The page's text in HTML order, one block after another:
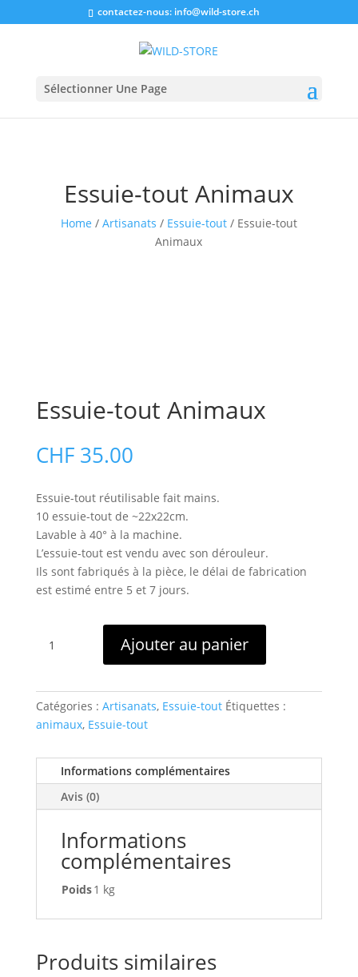
contactez-nous: info@wild-store.ch
Sélectionner Une Page
Essuie-tout Animaux
Home / Artisanats / Essuie-tout/ Essuie-tout
Animaux
Essuie-tout Animaux
CHF35.00
Essuie-tout réutilisable fait mains.
10 essuie-tout de ~22x22cm.
Lavable à 40° à la machine.
L’essuie-tout est vendu avec son dérouleur.
Ils sont fabriqués à la pièce, le délai de fabrication
est estimé entre 5 et 7 jours.
Animaux
Ajouter au panier
Catégories : Artisanats, Essuie-tout Étiquettes :
animaux, Essuie-tout
Informations complémentaires
Avis (0)
Informations
complémentaires
Poids1 kg
Produits similaires